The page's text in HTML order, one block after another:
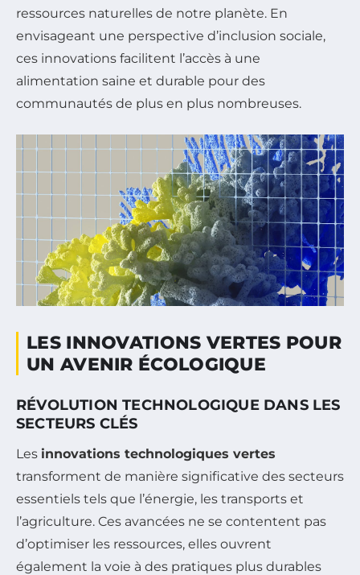
ressources naturelles de notre planète. En
envisageant une perspective d’inclusion sociale,
ces innovations facilitent l’accès à une
alimentation saine et durable pour des
communautés de plus en plus nombreuses.
LES INNOVATIONS VERTES POUR
UN AVENIR ÉCOLOGIQUE
RÉVOLUTION TECHNOLOGIQUE DANS LES
SECTEURS CLÉS
Les innovations technologiques vertes
transforment de manière significative des secteurs
essentiels tels que l’énergie, les transports et
l’agriculture. Ces avancées ne se contentent pas
d’optimiser les ressources, elles ouvrent
également la voie à des pratiques plus durables